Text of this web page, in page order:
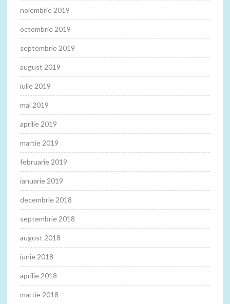
noiembrie 2019
octombrie 2019
septembrie 2019
august 2019
iulie 2019
mai 2019
aprilie 2019
martie 2019
februarie 2019
ianuarie 2019
decembrie 2018
septembrie 2018
august 2018
iunie 2018
aprilie 2018
martie 2018